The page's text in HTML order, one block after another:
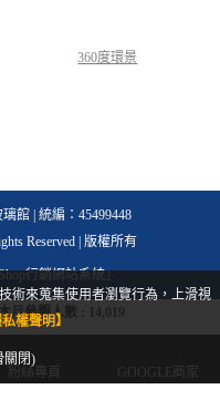
術來蒐集使用者瀏覽行為，上滑視
私權聲明】
關閉)
360度環景
月參觀人數 : 14,019
館 | 統編：45499448
Reserved | 版權所有
行銷網站系統」
粉絲專頁 GOOGLE商家